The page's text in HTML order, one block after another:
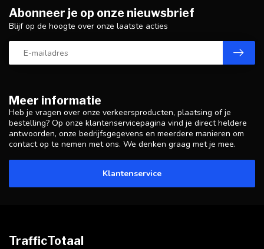
Meer informatie
Heb je vragen over onze verkeersproducten, plaatsing of je
bestelling? Op onze klantenservicepagina vind je direct heldere
antwoorden, onze bedrijfsgegevens en meerdere manieren om
contact op te nemen met ons. We denken graag met je mee.
Klantenservice
Abonneer je op onze nieuwsbrief
Blijf op de hoogte over onze laatste acties
TrafficTotaal